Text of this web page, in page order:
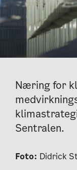
Næring for
Sentralen.
Foto: Didrick